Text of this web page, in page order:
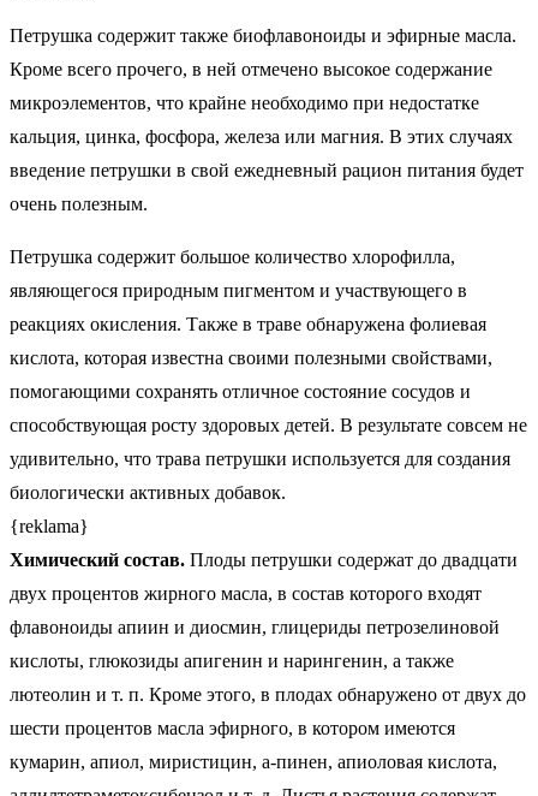
Петрушка содержит также биофлавоноиды и эфирные масла.
Кроме всего прочего, в ней отмечено высокое содержание
микроэлементов, что крайне необходимо при недостатке
кальция, цинка, фосфора, железа или магния. В этих случаях
введение петрушки в свой ежедневный рацион питания будет
очень полезным.
Петрушка содержит большое количество хлорофилла,
являющегося природным пигментом и участвующего в
реакциях окисления. Также в траве обнаружена фолиевая
кислота, которая известна своими полезными свойствами,
помогающими сохранять отличное состояние сосудов и
способствующая росту здоровых детей. В результате совсем не
удивительно, что трава петрушки используется для создания
биологически активных добавок.
{reklama}
Химический состав. Плоды петрушки содержат до двадцати
двух процентов жирного масла, в состав которого входят
флавоноиды апиин и диосмин, глицериды петрозелиновой
кислоты, глюкозиды апигенин и нарингенин, а также
лютеолин и т. п. Кроме этого, в плодах обнаружено от двух до
шести процентов масла эфирного, в котором имеются
кумарин, апиол, миристицин, а-пинен, апиоловая кислота,